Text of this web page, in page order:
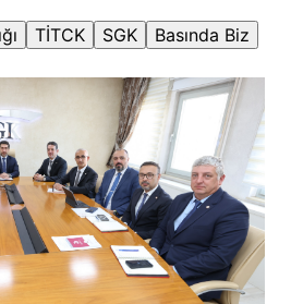
TİTCK SGK
Basında Biz